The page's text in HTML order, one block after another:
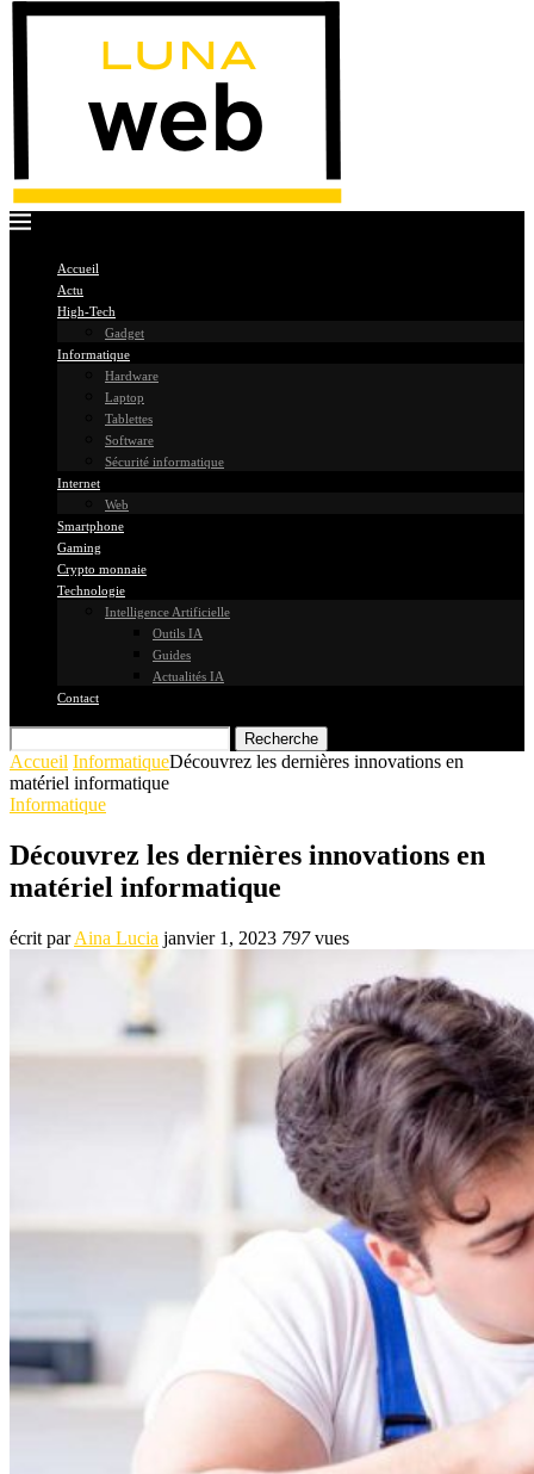
Accueil
Actu
High-Tech
Gadget
Informatique
Hardware
Laptop
Tablettes
Software
Sécurité informatique
Internet
Web
Smartphone
Gaming
Crypto monnaie
Technologie
Intelligence Artificielle
Outils IA
Guides
Actualités IA
Contact
Recherche
Accueil InformatiqueDécouvrez les dernières innovations en
matériel informatique
Informatique
Découvrez les dernières innovations en
matériel informatique
écrit parAina Lucia janvier 1, 2023 797vues